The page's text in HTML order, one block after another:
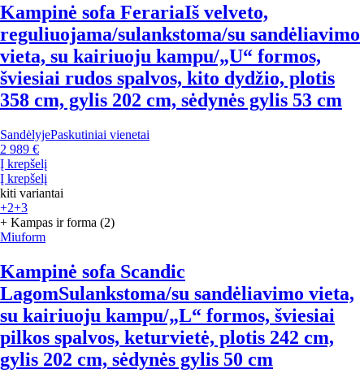
Kampinė sofa FerariaIš velveto,
reguliuojama/sulankstoma/su sandėliavimo
vieta, su kairiuoju kampu/„U“ formos,
šviesiai rudos spalvos, kito dydžio, plotis
358 cm, gylis 202 cm, sėdynės gylis 53 cm
SandėlyjePaskutiniai vienetai
2 989 €
Į krepšelį
Į krepšelį
kiti variantai
+2+3
+ Kampas ir forma (2)
Miuform
Kampinė sofa Scandic
LagomSulankstoma/su sandėliavimo vieta,
su kairiuoju kampu/„L“ formos, šviesiai
pilkos spalvos, keturvietė, plotis 242 cm,
gylis 202 cm, sėdynės gylis 50 cm